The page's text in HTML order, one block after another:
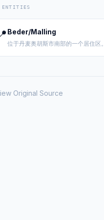
ENTITIES
Beder/Malling
位于丹麦奥胡斯市南部的一个居住区。
Original Source